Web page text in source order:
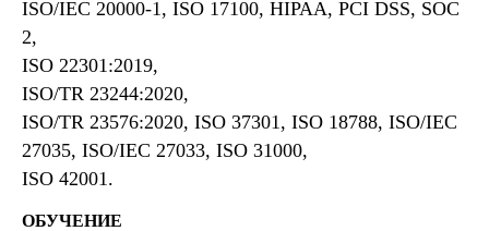
ISO/IEC 20000-1, ISO 17100, HIPAA, PCI DSS, SOC
2,
ISO 22301:2019,
ISO/TR 23244:2020,
ISO/TR 23576:2020, ISO 37301, ISO 18788, ISO/IEC
27035, ISO/IEC 27033, ISO 31000,
ISO 42001.
ОБУЧЕНИЕ